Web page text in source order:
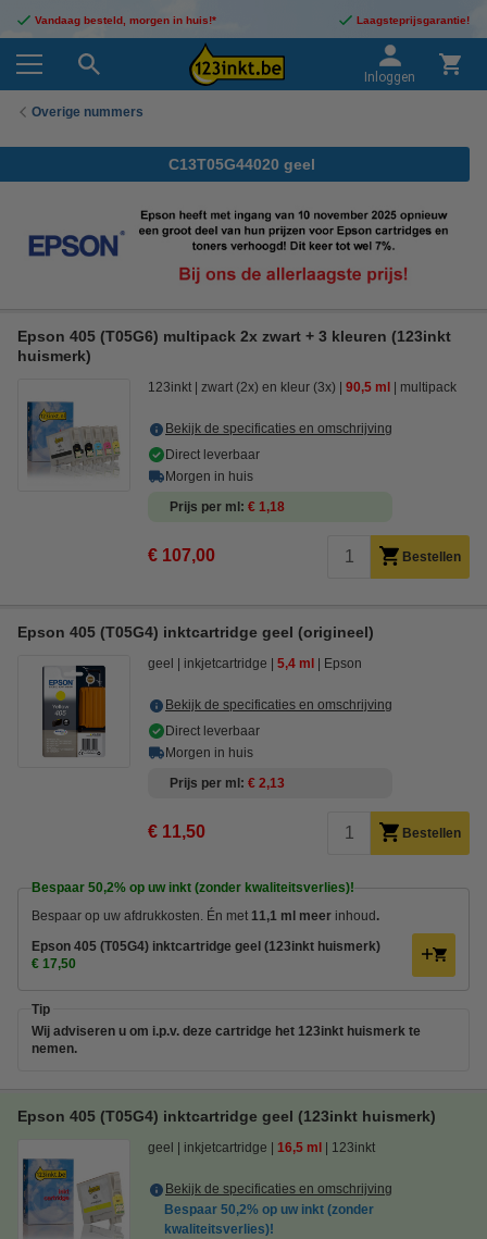
Vandaag besteld, morgen in huis!* Laagsteprijsgarantie!
Inloggen
Overige nummers
C13T05G44020 geel
Epson 405 (T05G6) multipack 2x zwart + 3 kleuren (123inkt
huismerk)
123inkt zwart (2x) en kleur (3x) 90,5 ml multipack
Bekijk de specificaties en omschrijving
Direct leverbaar
Morgen in huis
Prijs per ml
€ 1,18
€ 107,00 Bestellen
Epson 405 (T05G4) inktcartridge geel (origineel)
geel inkjetcartridge 5,4 ml Epson
Bekijk de specificaties en omschrijving
Direct leverbaar
Morgen in huis
Prijs per ml
€ 2,13
€ 11,50 Bestellen
Bespaar 50,2% op uw inkt (zonder kwaliteitsverlies)!
Bespaar op uw afdrukkosten. Én met 11,1 ml meer inhoud .
Epson 405 (T05G4) inktcartridge geel (123inkt huismerk)
€ 17,50
Tip
Wij adviseren u om i.p.v. deze cartridge het 123inkt huismerk te
nemen.
Epson 405 (T05G4) inktcartridge geel (123inkt huismerk)
geel inkjetcartridge 16,5 ml 123inkt
Bekijk de specificaties en omschrijving
Bespaar 50,2% op uw inkt (zonder
kwaliteitsverlies)!